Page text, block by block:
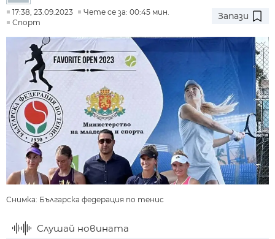
17:38, 23.09.2023
Чете се за: 00:45 мин.
Спорт
Запази
Снимка: Българска федерация по тенис
Слушай новината